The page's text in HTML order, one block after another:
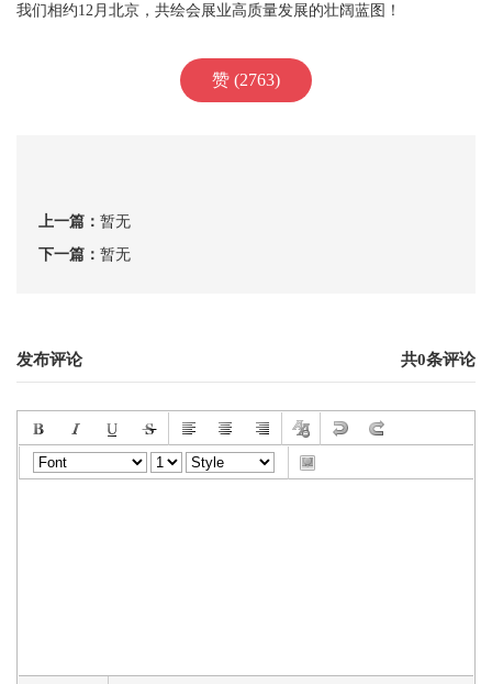
我们相约12月北京，共绘会展业高质量发展的壮阔蓝图！
赞 (2763)
上一篇： 暂无
下一篇： 暂无
发布评论 共0条评论